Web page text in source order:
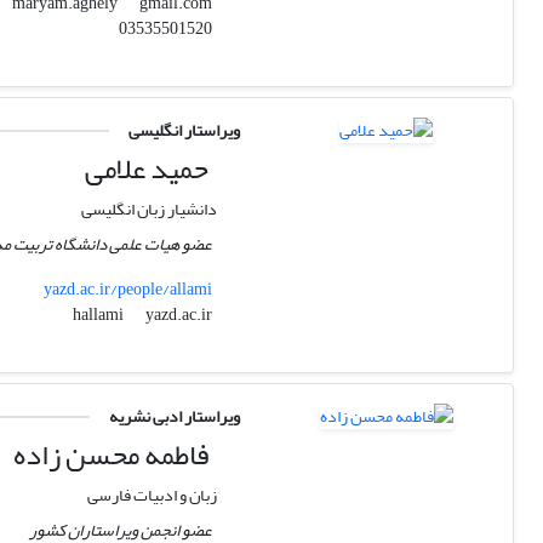
03535501520
ویراستار انگلیسی
حمید علامی
دانشیار زبان انگلیسی
عضو هیات علمی دانشگاه
yazd.ac.ir/people/allami
hallami
yazd.ac.ir
ویراستار ادبی نشریه
فاطمه محسن زاده
زبان و ادبیات فارسی
عضو انجمن ویراستاران کشور